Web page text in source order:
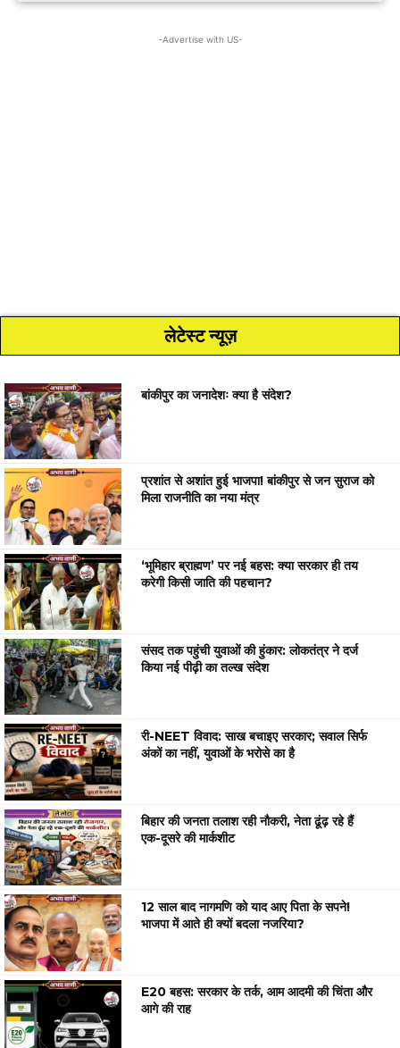
-Advertise with US-
लेटेस्ट न्यूज़
बांकीपुर का जनादेशः क्या है संदेश?
प्रशांत से अशांत हुई भाजपा! बांकीपुर से जन सुराज को
मिला राजनीति का नया मंत्र
‘भूमिहार ब्राह्मण’ पर नई बहस: क्या सरकार ही तय
करेगी किसी जाति की पहचान?
संसद तक पहुंची युवाओं की हुंकार: लोकतंत्र ने दर्ज
किया नई पीढ़ी का तल्ख संदेश
री-NEET विवाद: साख बचाइए सरकार; सवाल सिर्फ
अंकों का नहीं, युवाओं के भरोसे का है
बिहार की जनता तलाश रही नौकरी, नेता ढूंढ़ रहे हैं
एक-दूसरे की मार्कशीट
12 साल बाद नागमणि को याद आए पिता के सपने!
भाजपा में आते ही क्यों बदला नजरिया?
E20 बहस: सरकार के तर्क, आम आदमी की चिंता और
आगे की राह